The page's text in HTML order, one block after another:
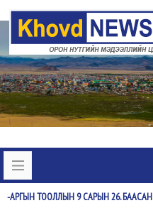
-АРГЫНТООЛЛЫН 9 САРЫН 26. БААСАН